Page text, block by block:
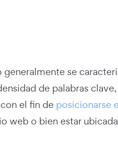
generalmente se
de palabras
el fin de posicionarse
web o bien estar